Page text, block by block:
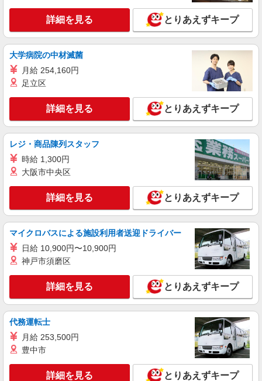
346,000円 （定時間160ｈ・時間外45ｈ） 時給月
給制の正社員 業務開始後適正により「機械部品の
簡単な作動調整・組立確認」「時給1500円」に配
置転換になる場合があります
大阪府大阪市東淀川区北江口１丁目
キープ 詳細を見る
正社員
株式会社サポートジャパン
簡単な作動調整・組立確認
時給 1,500円〜 定期昇給あり 月給例
315,000円 （定時間160ｈ・時間外40ｈ） 時給月
給制の正社員
大阪府大阪市東淀川区北江口１丁目
キープ 詳細を見る
株式会社サポートジャパン
機械部品の組立
時給 1,400円〜 定期昇給あり 月給例
294,000円 （定時間160ｈ・時間外40ｈ） 時給月
給制の正社員
大阪府大阪市東淀川区北江口１丁目
キープ 詳細を見る
詳細を見る とりあえずキープ
大学病院の中材滅菌
月給 254,160円
足立区
詳細を見る とりあえずキープ
レジ・商品陳列スタッフ
時給 1,300円
大阪市中央区
詳細を見る とりあえずキープ
マイクロバスによる施設利用者送迎ドライバー
日給 10,900円〜10,900円
神戸市須磨区
詳細を見る とりあえずキープ
代務運転士
月給 253,500円
豊中市
詳細を見る とりあえずキープ